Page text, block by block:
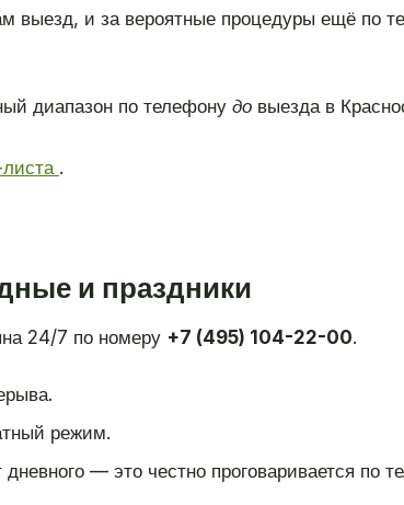
выезд, и за вероятные процедуры ещё по
диапазон по телефону до выезда в
листа .
и праздники
24/7 по номеру +7 (495) 104-22-00.
режим.
— это честно проговаривается по